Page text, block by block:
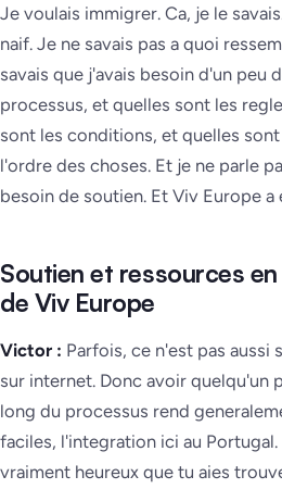
Je voulais immigrer. Ca, je le
naif. Je ne savais pas a quoi
savais que j'avais besoin d'un peu
processus, et quelles sont les
sont les conditions, et quelles
l'ordre des choses. Et je ne parle
besoin de soutien. Et Viv Europe a
Soutien et ressources
de Viv Europe
Victor : Parfois, ce n'est pas aussi
sur internet. Donc avoir quelqu'un
long du processus rend
faciles, l'integration ici au
vraiment heureux que tu aies